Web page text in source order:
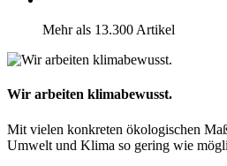
Mehr als 13.300 Artikel
Wir arbeiten klimabewusst.
Mit vielen konkreten ökologischen
Umwelt und Klima so gering wie